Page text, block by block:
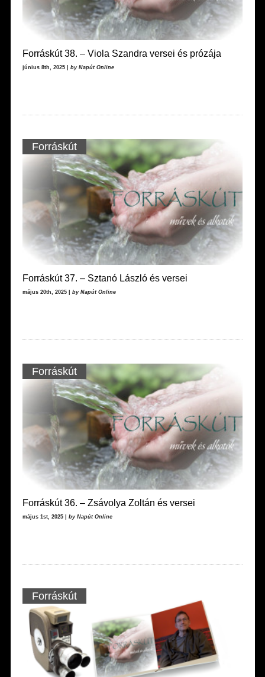
Forráskút 38. – Viola Szandra versei és prózája
június 8th, 2025 | by Napút Online
Forráskút
Forráskút 37. – Sztanó László és versei
május 20th, 2025 | by Napút Online
Forráskút
Forráskút 36. – Zsávolya Zoltán és versei
május 1st, 2025 | by Napút Online
Forráskút